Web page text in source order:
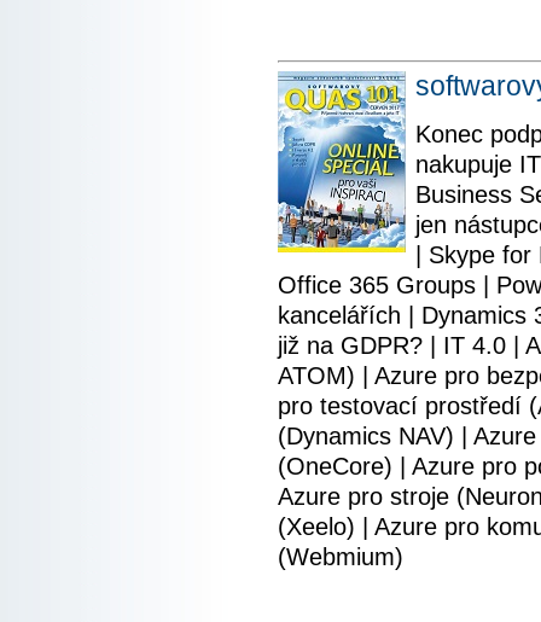
Konec
nakupuje
Business
jen
| Skype for
Office 365 Groups |
kancelářích | Dynamics
již na GDPR? | IT 4.0 |
ATOM) | Azure pro
pro testovací prostředí
(Dynamics NAV) |
(OneCore) | Azure pro
Azure pro stroje
(Xeelo) | Azure pro
(Webmium)